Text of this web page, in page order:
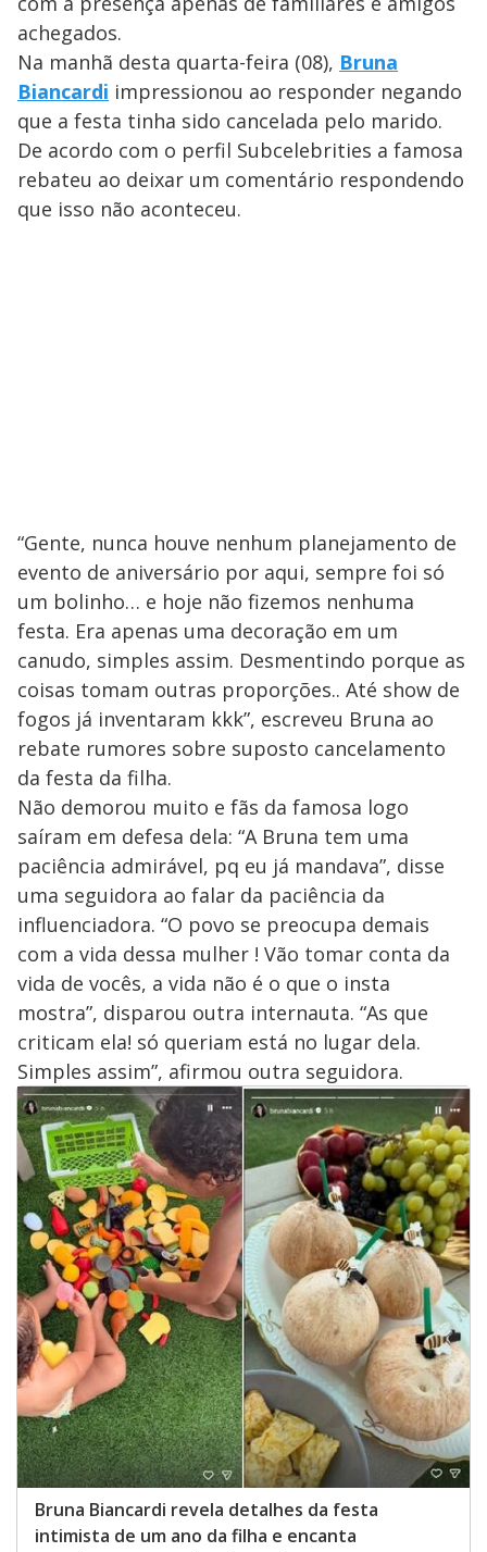
achegados.
Na manhã desta quarta-feira (08), Bruna
Biancardi impressionou ao responder negando
que a festa tinha sido cancelada pelo marido.
De acordo com o perfil Subcelebrities a famosa
rebateu ao deixar um comentário respondendo
que isso não aconteceu.
“Gente, nunca houve nenhum planejamento de
evento de aniversário por aqui, sempre foi só
um bolinho… e hoje não fizemos nenhuma
festa. Era apenas uma decoração em um
canudo, simples assim. Desmentindo porque as
coisas tomam outras proporções.. Até show de
fogos já inventaram kkk”, escreveu Bruna ao
rebate rumores sobre suposto cancelamento
da festa da filha.
Não demorou muito e fãs da famosa logo
saíram em defesa dela: “A Bruna tem uma
paciência admirável, pq eu já mandava”, disse
uma seguidora ao falar da paciência da
influenciadora. “O povo se preocupa demais
com a vida dessa mulher ! Vão tomar conta da
vida de vocês, a vida não é o que o insta
mostra”, disparou outra internauta. “As que
criticam ela! só queriam está no lugar dela.
Simples assim”, afirmou outra seguidora.
Bruna Biancardi revela detalhes da festa
intimista de um ano da filha e encanta